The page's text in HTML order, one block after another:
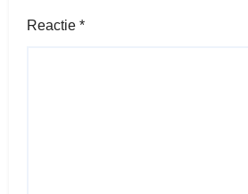
Reactie *